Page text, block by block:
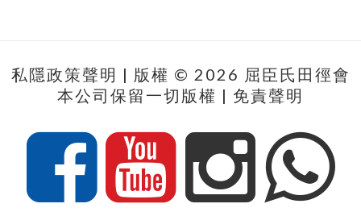
私隱政策聲明 | 版權 © 2026 屈臣氏田徑會
本公司保留一切版權 | 免責聲明